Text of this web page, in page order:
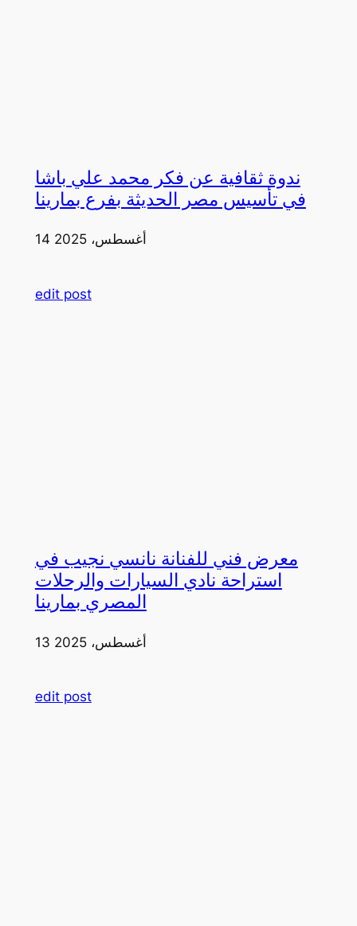
ندوة ثقافية عن فكر محمد علي باشا
في تأسيس مصر الحديثة بفرع بمارينا
14 أغسطس، 2025
edit post
معرض فني للفنانة نانسي نجيب في
استراحة نادي السيارات والرحلات
المصري بمارينا
13 أغسطس، 2025
edit post